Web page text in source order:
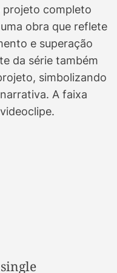
projeto completo
obra que reflete
e superação
da série também
simbolizando
A faixa